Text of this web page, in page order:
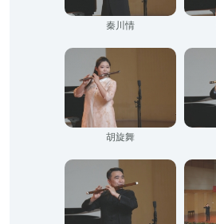
秦川情
胡旋舞